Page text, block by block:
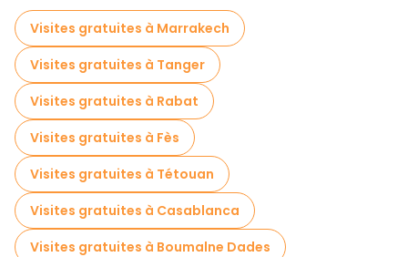
Musées en Chefchaouen
Visites de dégustation locales à Chefchaouen
Excursions d'une journée gratuites à Chefchaouen
Visites gastronomiques à Chefchaouen
Visites gratuites à proximité Plaza Uta el Hamman
Visites gratuites à proximité Place El Haouta
Visites gratuites à proximité Hotel Souika
Visites gratuites à Marrakech
Visites gratuites à Tanger
Visites gratuites à Rabat
Visites gratuites à Fès
Visites gratuites à Tétouan
Visites gratuites à Casablanca
Visites gratuites à Boumalne Dades